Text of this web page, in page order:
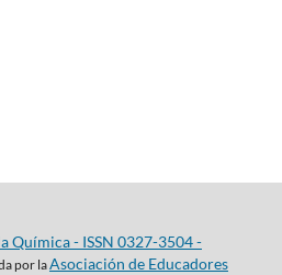
Química - ISSN 0327-3504 -
por laAsociación de Educadores